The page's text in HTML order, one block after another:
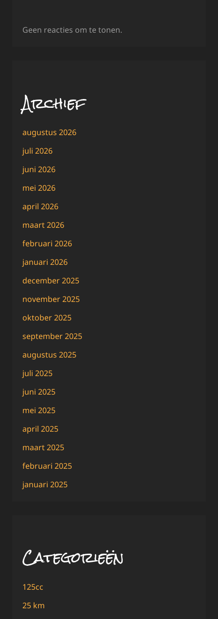
Geen reacties om te tonen.
Archief
augustus 2026
juli 2026
juni 2026
mei 2026
april 2026
maart 2026
februari 2026
januari 2026
december 2025
november 2025
oktober 2025
september 2025
augustus 2025
juli 2025
juni 2025
mei 2025
april 2025
maart 2025
februari 2025
januari 2025
Categorieën
125cc
25 km